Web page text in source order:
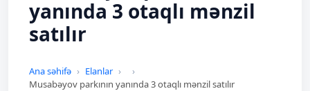
yanında 3 otaqlı mənzil
satılır
Ana səhifə
Elanlar
Musabəyov parkının yanında 3 otaqlı mənzil satılır